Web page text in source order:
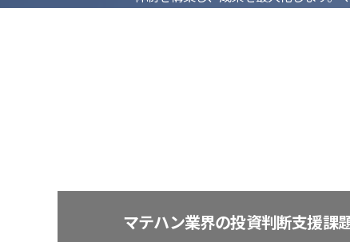
マテハン業界の投資判断支援課